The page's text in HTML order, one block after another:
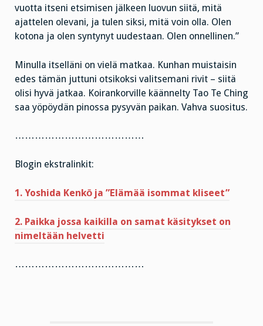
vuotta itseni etsimisen jälkeen luovun siitä, mitä
ajattelen olevani, ja tulen siksi, mitä voin olla. Olen
kotona ja olen syntynyt uudestaan. Olen onnellinen.”
Minulla itselläni on vielä matkaa. Kunhan muistaisin
edes tämän juttuni otsikoksi valitsemani rivit – siitä
olisi hyvä jatkaa. Koirankorville käännelty Tao Te Ching
saa yöpöydän pinossa pysyvän paikan. Vahva suositus.
…………………………………
Blogin ekstralinkit:
1. Yoshida Kenkō ja ”Elämää isommat kliseet”
2. Paikka jossa kaikilla on samat käsitykset on
nimeltään helvetti
…………………………………